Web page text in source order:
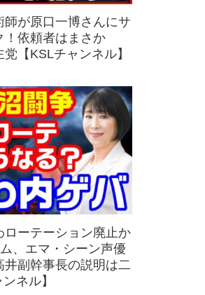
師が原口一博さんにサ
！依頼者はまさか
【KSLチャンネル】
ローテーション廃止か
、エマ・シーン声優
井副幹事長の説明は二
ネル】